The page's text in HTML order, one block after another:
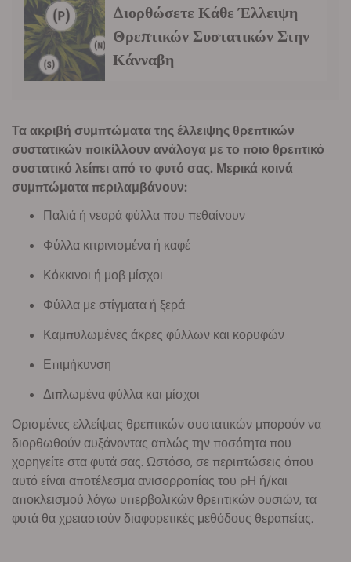
Διορθώσετε Κάθε Έλλειψη
Θρεπτικών Συστατικών Στην
Κάνναβη
Τα ακριβή συμπτώματα της έλλειψης θρεπτικών
συστατικών ποικίλλουν ανάλογα με το ποιο θρεπτικό
συστατικό λείπει από το φυτό σας. Μερικά κοινά
συμπτώματα περιλαμβάνουν:
Παλιά ή νεαρά φύλλα που πεθαίνουν
Φύλλα κιτρινισμένα ή καφέ
Κόκκινοι ή μοβ μίσχοι
Φύλλα με στίγματα ή ξερά
Καμπυλωμένες άκρες φύλλων και κορυφών
Επιμήκυνση
Διπλωμένα φύλλα και μίσχοι
Ορισμένες ελλείψεις θρεπτικών συστατικών μπορούν να
διορθωθούν αυξάνοντας απλώς την ποσότητα που
χορηγείτε στα φυτά σας. Ωστόσο, σε περιπτώσεις όπου
αυτό είναι αποτέλεσμα ανισορροπίας του pH ή/και
αποκλεισμού λόγω υπερβολικών θρεπτικών ουσιών, τα
φυτά θα χρειαστούν διαφορετικές μεθόδους θεραπείας.